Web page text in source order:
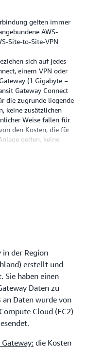
gelten immer
AWS-
Site-to-Site-VPN
sich auf jedes
einem VPN oder
(1 Gigabyte =
Gateway Connect
die zugrunde liegende
keine zusätzlichen
Weise fallen für
den Kosten, die für
gelten, keine
an, das von
wird. Für Daten,
Gateway gesendet
Informationen finden
in der Region
erstellt und
Sie haben einen
Daten zu
an Daten wurde von
Cloud (EC2)
die Kosten